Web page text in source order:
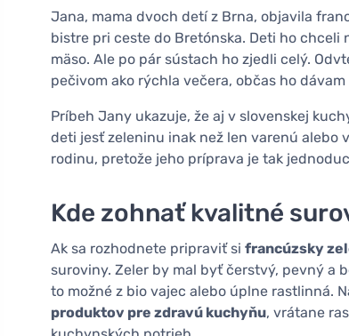
Jana, mama dvoch detí z Brna, objavila
bistre pri ceste do Bretónska. Deti ho
mäso. Ale po pár sústach ho zjedli celý.
pečivom ako rýchla večera, občas ho dávam
Príbeh Jany ukazuje, že aj v slovenskej
deti jesť zeleninu inak než len varenú alebo
rodinu, pretože jeho príprava je tak
Kde zohnať kvalitné
Ak sa rozhodnete pripraviť si francúzsky
suroviny. Zeler by mal byť čerstvý, pevný a
to možné z bio vajec alebo úplne rastlinná.
produktov pre zdravú kuchyňu, vrátane